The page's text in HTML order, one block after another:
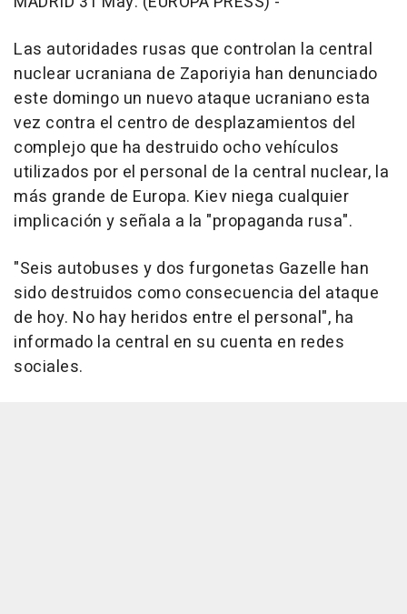
Las autoridades rusas que controlan la central
nuclear ucraniana de Zaporiyia han denunciado
este domingo un nuevo ataque ucraniano esta
vez contra el centro de desplazamientos del
complejo que ha destruido ocho vehículos
utilizados por el personal de la central nuclear, la
más grande de Europa. Kiev niega cualquier
implicación y señala a la "propaganda rusa".
"Seis autobuses y dos furgonetas Gazelle han
sido destruidos como consecuencia del ataque
de hoy. No hay heridos entre el personal", ha
informado la central en su cuenta en redes
sociales.